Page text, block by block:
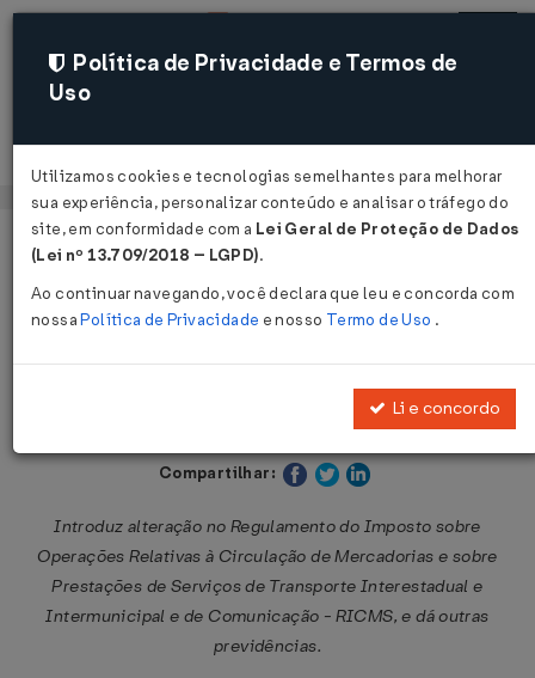
Acessar
Página Inicial Legislações
Decreto Nº 2871 DE 24/09/2019
Publicado no DOE - PR em 24 set 2019
Compartilhar:
Introduz alteração no Regulamento do Imposto sobre
Operações Relativas à Circulação de Mercadorias e sobre
Prestações de Serviços de Transporte Interestadual e
Intermunicipal e de Comunicação - RICMS, e dá outras
previdências.
Política de Privacidade e Termos de
Uso
Utilizamos cookies e tecnologias semelhantes para melhorar
sua experiência, personalizar conteúdo e analisar o tráfego do
site, em conformidade com a Lei Geral de Proteção de Dados
(Lei nº 13.709/2018 – LGPD).
Ao continuar navegando, você declara que leu e concorda com
nossaPolítica de Privacidade e nosso Termo de Uso .
Li e concordo